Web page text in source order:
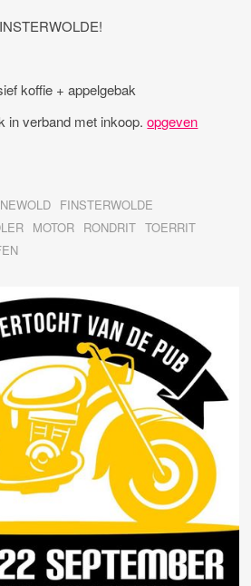
koffie + appelgebak
in verband met inkoop.opgeven
FINSTERWOLDE
MOTOR RONDRIT TOERRIT